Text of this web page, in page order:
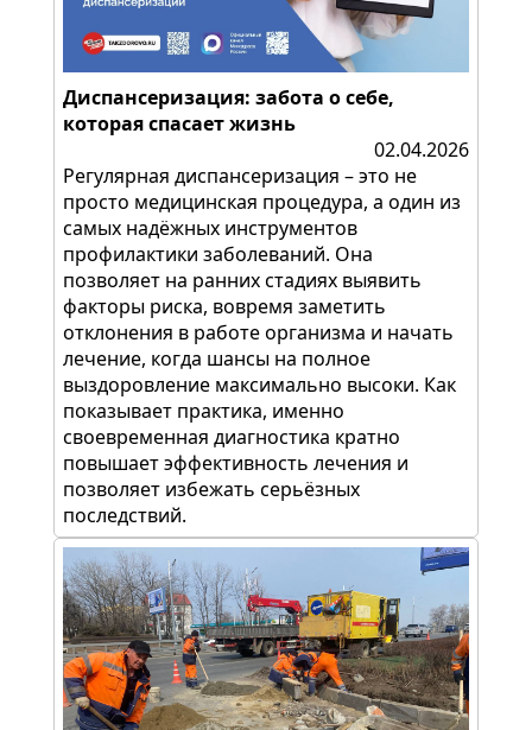
Диспансеризация: забота о себе,
которая спасает жизнь
02.04.2026
Регулярная диспансеризация – это не
просто медицинская процедура, а один из
самых надёжных инструментов
профилактики заболеваний. Она
позволяет на ранних стадиях выявить
факторы риска, вовремя заметить
отклонения в работе организма и начать
лечение, когда шансы на полное
выздоровление максимально высоки. Как
показывает практика, именно
своевременная диагностика кратно
повышает эффективность лечения и
позволяет избежать серьёзных
последствий.